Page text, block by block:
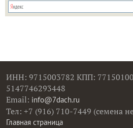
ИНН: 9715003782 КПП:
5147746293448
Email: info@7dach.ru
Тел: +7 (916) 710-7449 (семена
Главная страница